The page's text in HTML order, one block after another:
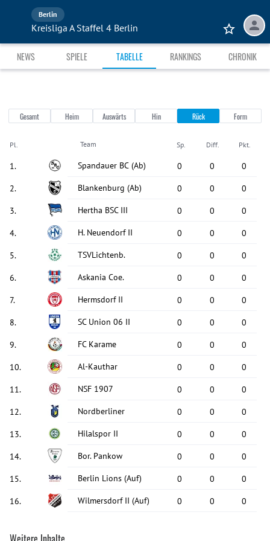
Berlin
Kreisliga A Staffel 4 Berlin
NEWS SPIELE TABELLE RANKINGS CHRONIK
Gesamt Heim Auswärts Hin Rück Form
Pl. Team Sp. Diff. Pkt.
1. Spandauer BC (Ab) 0 0 0
2. Blankenburg (Ab) 0 0 0
3. Hertha BSC III 0 0 0
4. H. Neuendorf II 0 0 0
5. TSVLichtenb. 0 0 0
6. Askania Coe. 0 0 0
7. Hermsdorf II 0 0 0
8. SC Union 06 II 0 0 0
9. FC Karame 0 0 0
10. Al-Kauthar 0 0 0
11. NSF 1907 0 0 0
12. Nordberliner 0 0 0
13. Hilalspor II 0 0 0
14. Bor. Pankow 0 0 0
15. Berlin Lions (Auf) 0 0 0
16. Wilmersdorf II (Auf) 0 0 0